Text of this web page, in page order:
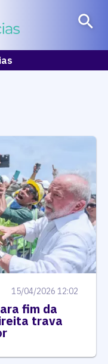
15/04/2026 12:02
fim da
trava